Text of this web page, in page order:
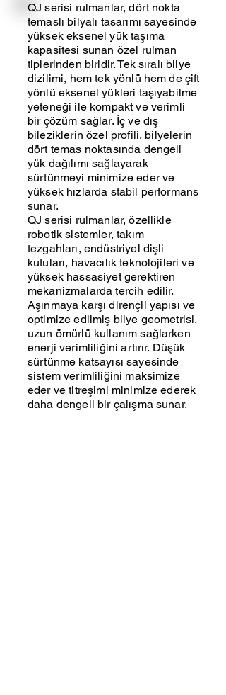
QJ serisi rulmanlar, dört nokta
temaslı bilyalı tasarımı sayesinde
yüksek eksenel yük taşıma
kapasitesi sunan özel rulman
tiplerinden biridir. Tek sıralı bilye
dizilimi, hem tek yönlü hem de çift
yönlü eksenel yükleri taşıyabilme
yeteneği ile kompakt ve verimli
bir çözüm sağlar. İç ve dış
bileziklerin özel profili, bilyelerin
dört temas noktasında dengeli
yük dağılımı sağlayarak
sürtünmeyi minimize eder ve
yüksek hızlarda stabil performans
sunar.
QJ serisi rulmanlar, özellikle
robotik sistemler, takım
tezgahları, endüstriyel dişli
kutuları, havacılık teknolojileri ve
yüksek hassasiyet gerektiren
mekanizmalarda tercih edilir.
Aşınmaya karşı dirençli yapısı ve
optimize edilmiş bilye geometrisi,
uzun ömürlü kullanım sağlarken
enerji verimliliğini artırır. Düşük
sürtünme katsayısı sayesinde
sistem verimliliğini maksimize
eder ve titreşimi minimize ederek
daha dengeli bir çalışma sunar.